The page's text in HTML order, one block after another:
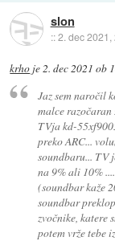
slon
::2. dec 2021,
krho je2. dec 2021 ob
Jaz sem naročil
malce
TVja kd-
preko ARC...
soundbaru... TV
na 9% ali 10%
(soundbar kaže
soundbar
zvočnike, katere
potem vrže tebe